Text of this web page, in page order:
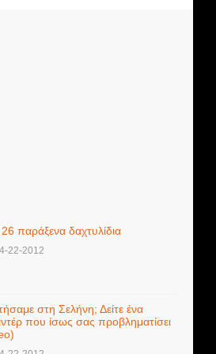
παράξενα δαχτυλίδια
4-22-2012
στη Σελήνη; Δείτε ένα
που ίσως σας προβληματίσει